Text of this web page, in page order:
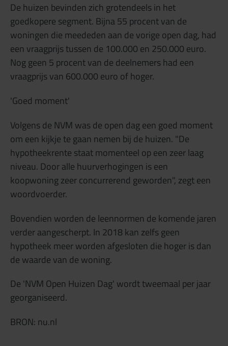
De huizen bevinden zich grotendeels in het
goedkopere segment. Bijna 55 procent van de
woningen die meededen aan de vorige open dag, had
een vraagprijs tussen de 100.000 en 250.000 euro.
Nog geen 5 procent van de deelnemers had een
vraagprijs van 600.000 euro of hoger.
'Goed moment'
Volgens de NVM was de open dag een goed moment
om een kijkje te gaan nemen bij de huizen. "De
hypotheekrente staat momenteel op een zeer laag
niveau. Door alle huurverhogingen is een
koopwoning zeer concurrerend geworden", zegt een
woordvoerder.
Bovendien worden de leennormen de komende jaren
verder aangescherpt. In 2018 kan zelfs geen
hypotheek meer worden afgesloten die hoger is dan
de waarde van de woning.
De 'NVM Open Huizen Dag' wordt tweemaal per jaar
georganiseerd.
BRON: nu.nl